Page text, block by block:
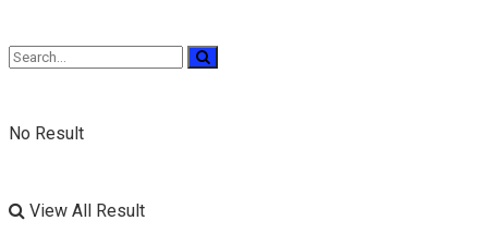
No Result
View All Result